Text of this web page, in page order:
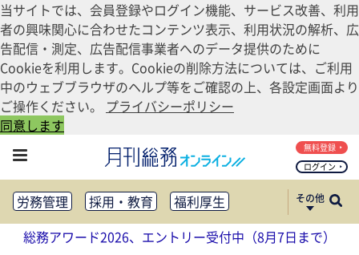
当サイトでは、会員登録やログイン機能、サービス改善、利用
者の興味関心に合わせたコンテンツ表示、利用状況の解析、広
告配信・測定、広告配信事業者へのデータ提供のために
Cookieを利用します。Cookieの削除方法については、ご利用
中のウェブブラウザのヘルプ等をご確認の上、各設定画面より
ご操作ください。 プライバシーポリシー
同意します
ログイン
無料登録
労務管理 採用・教育
福利厚生
健康経営
働き方改革
法務・コンプライアンス
その他
総務アワード2026、エントリー受付中（8月7日まで）